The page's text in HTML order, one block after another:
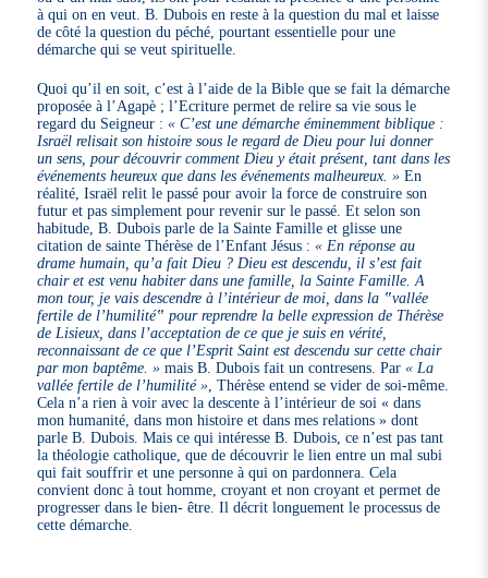
à qui on en veut. B. Dubois en reste à la question du mal et laisse
de côté la question du péché, pourtant essentielle pour une
démarche qui se veut spirituelle.
Quoi qu’il en soit, c’est à l’aide de la Bible que se fait la démarche
proposée à l’Agapè ; l’Ecriture permet de relire sa vie sous le
regard du Seigneur :« C’est une démarche éminemment biblique :
Israël relisait son histoire sous le regard de Dieu pour lui donner
un sens, pour découvrir comment Dieu y était présent, tant dans les
événements heureux que dans les événements malheureux. » En
réalité, Israël relit le passé pour avoir la force de construire son
futur et pas simplement pour revenir sur le passé. Et selon son
habitude, B. Dubois parle de la Sainte Famille et glisse une
citation de sainte Thérèse de l’Enfant Jésus :« En réponse au
drame humain, qu’a fait Dieu ? Dieu est descendu, il s’est fait
chair et est venu habiter dans une famille, la Sainte Famille. A
mon tour, je vais descendre à l’intérieur de moi, dans la ‟vallée
fertile de l’humilité‟ pour reprendre la belle expression de Thérèse
de Lisieux, dans l’acceptation de ce que je suis en vérité,
reconnaissant de ce que l’Esprit Saint est descendu sur cette chair
par mon baptême. » mais B. Dubois fait un contresens. Par« La
vallée fertile de l’humilité », Thérèse entend se vider de soi-même.
Cela n’a rien à voir avec la descente à l’intérieur de soi « dans
mon humanité, dans mon histoire et dans mes relations » dont
parle B. Dubois. Mais ce qui intéresse B. Dubois, ce n’est pas tant
la théologie catholique, que de découvrir le lien entre un mal subi
qui fait souffrir et une personne à qui on pardonnera. Cela
convient donc à tout homme, croyant et non croyant et permet de
progresser dans le bien- être. Il décrit longuement le processus de
cette démarche.